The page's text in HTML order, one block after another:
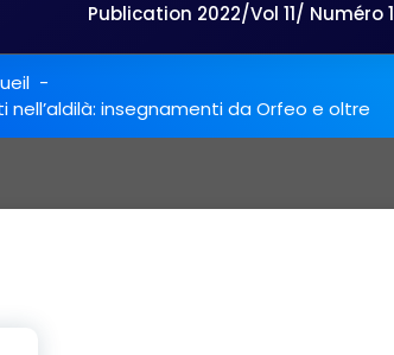
Publication 2022/Vol 11/ Numéro 1
-
nell’aldilà: insegnamenti da Orfeo e oltre